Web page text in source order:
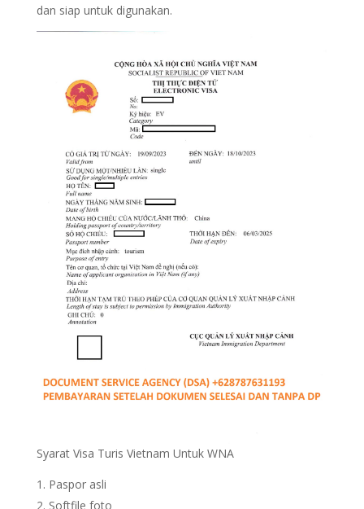
dan siap untuk digunakan.
Syarat Visa Turis Vietnam Untuk WNA
Paspor asli
Softfile foto